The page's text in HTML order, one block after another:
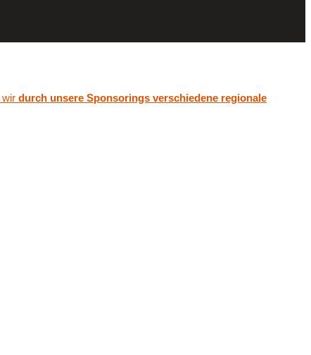
wir durch unsere Sponsorings verschiedene regionale